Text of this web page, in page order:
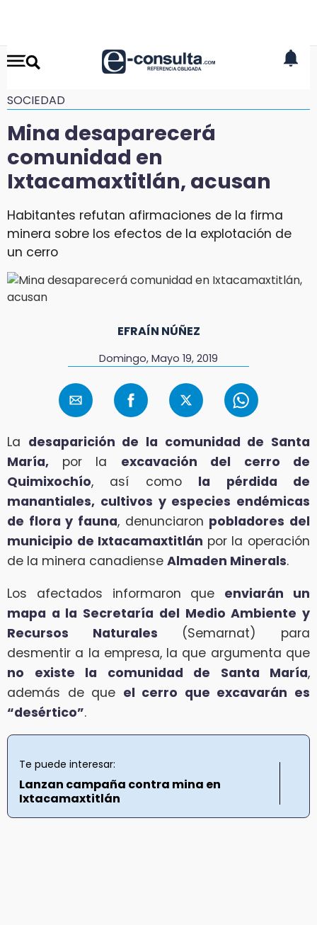
SOCIEDAD
Mina desaparecerá
comunidad en
Ixtacamaxtitlán, acusan
Habitantes refutan afirmaciones de la firma
minera sobre los efectos de la explotación de
un cerro
EFRAÍN NÚÑEZ
Domingo, Mayo 19, 2019
La desaparición de la comunidad de Santa
María, por la excavación del cerro de
Quimixochío, así como la pérdida de
manantiales, cultivos y especies endémicas
de flora y fauna, denunciaron pobladores del
municipio de Ixtacamaxtitlán por la operación
de la minera canadiense Almaden Minerals.
Los afectados informaron que enviarán un
mapa a la Secretaría del Medio Ambiente y
Recursos Naturales (Semarnat) para
desmentir a la empresa, la que argumenta que
no existe la comunidad de Santa María,
además de que el cerro que excavarán es
“desértico”.
Te puede interesar:
Lanzan campaña contra mina en
Ixtacamaxtitlán